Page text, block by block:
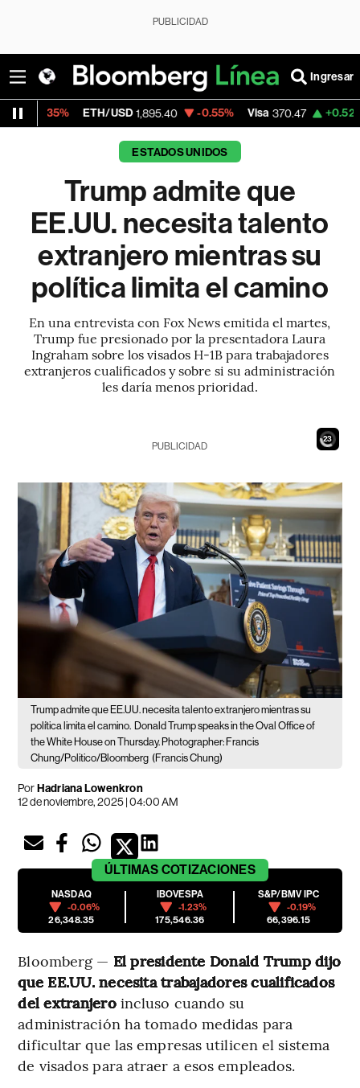
PUBLICIDAD
Ingresar
ETH/USD 1,895.40 -0.55% Visa 370.47 +0.52%
ESTADOS UNIDOS
Trump admite que
EE.UU. necesita talento
extranjero mientras su
política limita el camino
En una entrevista con Fox News emitida el martes,
Trump fue presionado por la presentadora Laura
Ingraham sobre los visados H-1B para trabajadores
extranjeros cualificados y sobre si su administración
les daría menos prioridad.
21
PUBLICIDAD
Trump admite que EE.UU. necesita talento extranjero mientras su
política limita el camino. Donald Trump speaks in the Oval Office of
the White House on Thursday. Photographer: Francis
Chung/Politico/Bloomberg (Francis Chung)
PorHadriana Lowenkron
12 de noviembre, 2025 | 04:00 AM
ÚLTIMAS COTIZACIONES
NASDAQ
-0.06%
26,348.35
IBOVESPA
-1.23%
175,546.36
S&P/BMV IPC
-0.19%
66,396.15
Bloomberg — El presidente Donald Trump dijo
que EE.UU. necesita trabajadores cualificados
del extranjeroincluso cuando su
administración ha tomado medidas para
dificultar que las empresas utilicen el sistema
de visados para atraer a esos empleados.